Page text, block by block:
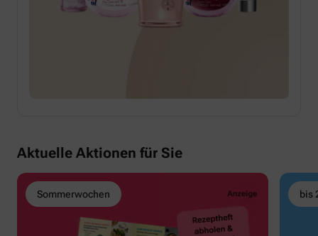
Aktuelle Aktionen für Sie
Sommerwochen bis